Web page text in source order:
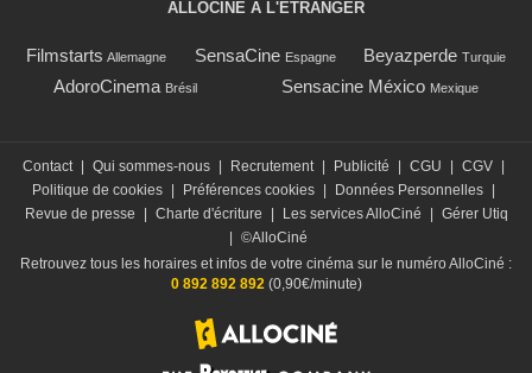
ALLOCINÉ À L'ÉTRANGER
Filmstarts Allemagne SensaCine Espagne Beyazperde Turquie
AdoroCinema Brésil Sensacine México Mexique
Contact Qui sommes-nous Recrutement Publicité CGU CGV
Politique de cookies
Préférences cookies Données Personnelles
Revue de presse
Charte d'écriture Les services AlloCiné
Gérer Utiq
©AlloCiné
Retrouvez tous les horaires et infos de votre cinéma sur le numéro AlloCiné :
0 892 892 892(0,90€/minute)